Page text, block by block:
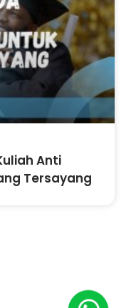
Anti
Tersayang